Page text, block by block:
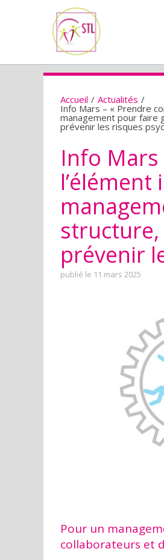
Accueil / Actualités /
Info Mars – « Prendre
management pour faire
prévenir les risques
Info Mars
prévenir
publié le 11 mars 2025
Pour un
collaborateurs et